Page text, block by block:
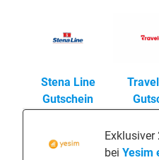
Stena Line
Gutschein
Exklusiver
bei Yesim